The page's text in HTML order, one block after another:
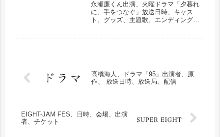
永瀬廉くん出演、火曜ドラマ「夕暮れ
に、手をつなぐ」放送日時、キャス
ト、グッズ、主題歌、エンディング曲
髙橋海人、ドラマ「95」出演者、原
作、 放送日時、放送局、配信
EIGHT-JAM FES、日時、会場、出演
者、チケット